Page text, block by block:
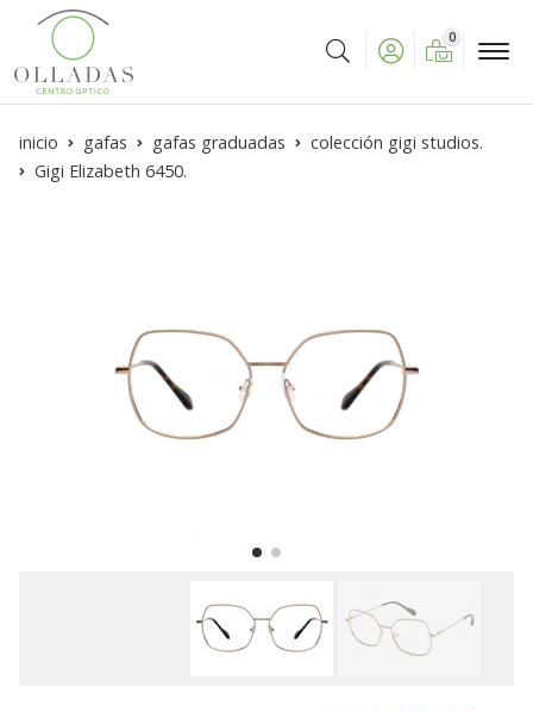
Buscar
0
inicio gafas gafas graduadas
colección gigi studios.
Gigi Elizabeth 6450.